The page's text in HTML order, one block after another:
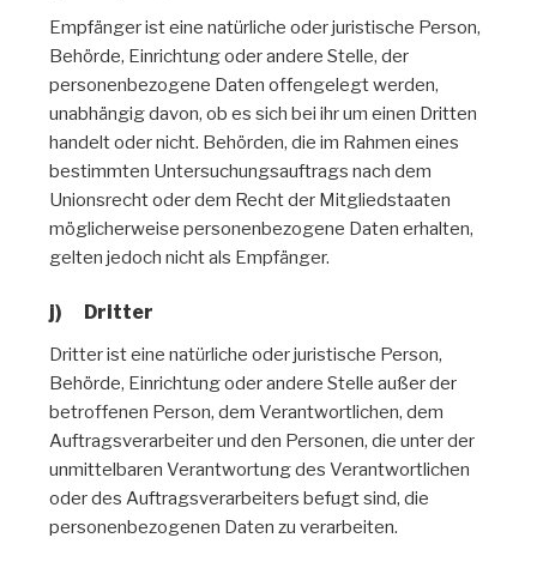
Empfänger ist eine natürliche oder juristische Person,
Behörde, Einrichtung oder andere Stelle, der
personenbezogene Daten offengelegt werden,
unabhängig davon, ob es sich bei ihr um einen Dritten
handelt oder nicht. Behörden, die im Rahmen eines
bestimmten Untersuchungsauftrags nach dem
Unionsrecht oder dem Recht der Mitgliedstaaten
möglicherweise personenbezogene Daten erhalten,
gelten jedoch nicht als Empfänger.
j) Dritter
Dritter ist eine natürliche oder juristische Person,
Behörde, Einrichtung oder andere Stelle außer der
betroffenen Person, dem Verantwortlichen, dem
Auftragsverarbeiter und den Personen, die unter der
unmittelbaren Verantwortung des Verantwortlichen
oder des Auftragsverarbeiters befugt sind, die
personenbezogenen Daten zu verarbeiten.